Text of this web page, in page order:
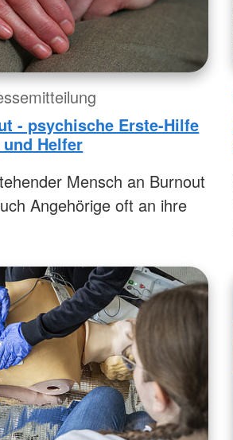
- psychische Erste-Hilfe
Helfer
Mensch an Burnout
Angehörige oft an ihre